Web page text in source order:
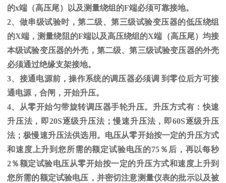
的x端（高压尾）以及测量绕组的F端必须可靠接地。
2、做串级试验时，第二级、第三级试验变压器的低压绕组
的X端，测量绕阻的F端以及高压绕组的X端（高压尾）均接
本级试验变压器的外壳，第二级、第三级试验变压器的外壳
必须通过绝缘支架接地。
3、接通电源前，操作系统的调压器必须调 到零位后方可接
通电源，合闸，开始升压。
4、从零开始匀带旋转调压器手轮升压。升压方式有：快速
升压法，即20S逐级升压法；慢速升压法，即60S逐级升压
法；极慢速升压法供选用。电压从零开始按一定的升压方式
和速度上升到您所需的额定试验电压的75 ％后，再以每秒
2％额定试验电压从零开始按一定的升压方式和速度上升到
您所需的额定试验电压，并密切注意测量仪表的批示以及被